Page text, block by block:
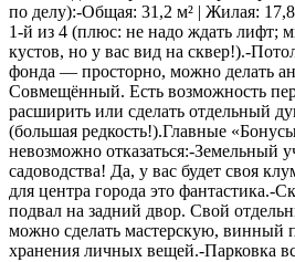
по делу):-Общая: 31,2 м² | Жилая:
1-й из 4 (плюс: не надо ждать лифт;
кустов, но у вас вид на сквер!).-
фонда — просторно, можно делать
Совмещённый. Есть возможность
расширить или сделать отдельный
(большая редкость!).Главные
невозможно отказаться:-Земельный
садоводства! Да, у вас будет своя
для центра города это фантастика.-
подвал на задний двор. Свой
можно сделать мастерскую, винный
хранения личных вещей.-Парковка